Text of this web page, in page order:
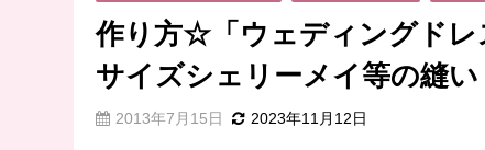
作り方☆「ウェディングドレ
サイズシェリーメイ等の縫
2013年7月15日 2023年11月12日